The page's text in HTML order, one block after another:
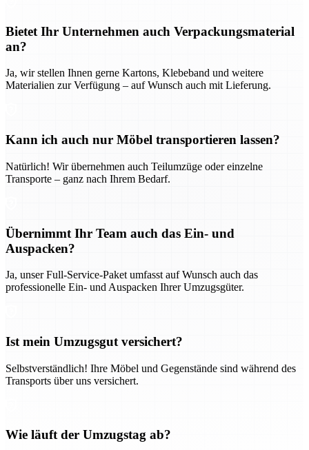
Bietet Ihr Unternehmen auch Verpackungsmaterial
an?
Ja, wir stellen Ihnen gerne Kartons, Klebeband und weitere
Materialien zur Verfügung – auf Wunsch auch mit Lieferung.
Kann ich auch nur Möbel transportieren lassen?
Natürlich! Wir übernehmen auch Teilumzüge oder einzelne
Transporte – ganz nach Ihrem Bedarf.
Übernimmt Ihr Team auch das Ein- und
Auspacken?
Ja, unser Full-Service-Paket umfasst auf Wunsch auch das
professionelle Ein- und Auspacken Ihrer Umzugsgüter.
Ist mein Umzugsgut versichert?
Selbstverständlich! Ihre Möbel und Gegenstände sind während des
Transports über uns versichert.
Wie läuft der Umzugstag ab?